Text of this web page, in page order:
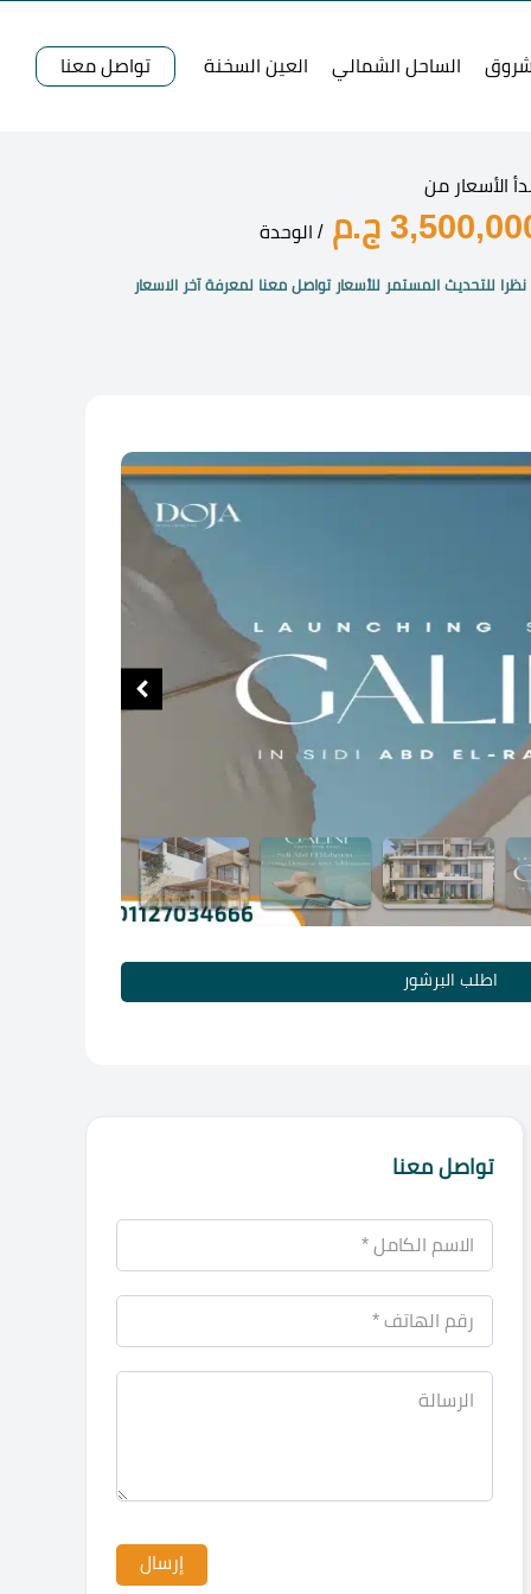
الساحل الشمالي العين السخنة تواصل معنا
الأسعار من
ج.م / الوحدة
نظرا للتحديث المستمر للأسعار تواصل معنا لمعرفة آخر الاسعار
اطلب البرشور
تواصل معنا